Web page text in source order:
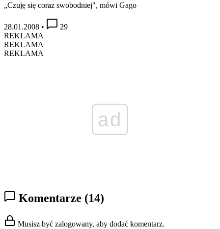
„Czuję się coraz swobodniej", mówi Gago
28.01.2008 •
29
REKLAMA
REKLAMA
REKLAMA
ad
Komentarze (14)
Musisz być zalogowany, aby dodać komentarz.